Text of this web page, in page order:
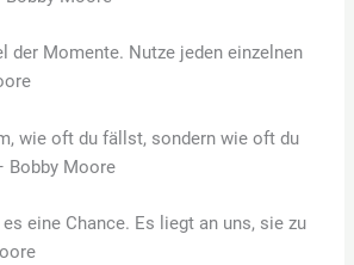
der Momente. Nutze jeden einzelnen
wie oft du fällst, sondern wie oft du
Bobby Moore
eine Chance. Es liegt an uns, sie zu